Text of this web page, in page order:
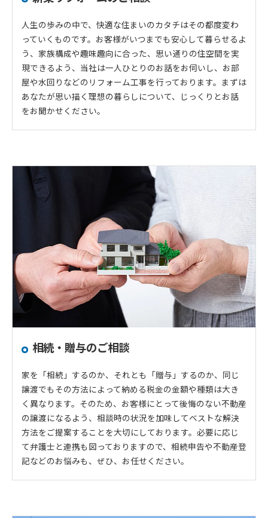
人生の歩みの中で、快適な住まいのカタチはその都度変わ
っていくものです。お客様がいつまでも安心して暮らせるよ
う、家族構成や趣味趣向に合った、思い通りの住空間を実
現できるよう、当社は一人ひとりのお話をお伺いし、お部
屋や水回りなどのリフォーム工事を行っております。まずは
あなたが思い描く理想の暮らしについて、じっくりとお話
をお聞かせください。
相続・贈与のご相談
家を「相続」するのか、それとも「贈与」するのか、同じ
譲渡でもその方法によって納める税金の金額や種類は大き
く異なります。そのため、お客様にとって後悔のない不動産
の譲渡になるよう、相談時の状況を加味してベストな解決
方法をご提案することを大切にしております。必要に応じ
て弁護士と連携も図っておりますので、相続申告や不動産登
記などのお悩みも、ぜひ、お任せください。